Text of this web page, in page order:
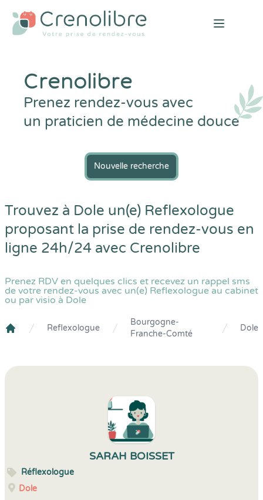
Open
Crenolibre
Prenez rendez-vous avec
un praticien de médecine douce
Nouvelle recherche
Trouvez à Dole un(e) Reflexologue
proposant la prise de rendez-vous en
ligne 24h/24 avec Crenolibre
Prenez RDV en quelques clics et recevez un rappel sms
de votre rendez-vous avec un(e) Reflexologue au cabinet
ou par visio à Dole
Reflexologue
Bourgogne-
Franche-Comté
Dole
SARAH BOISSET
Réflexologue
Dole